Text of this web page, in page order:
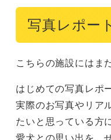
写真レポー
こちらの施設にはま
はじめての写真レポ
実際のお写真やリア
たいと思っている方
愛犬との思い出を、